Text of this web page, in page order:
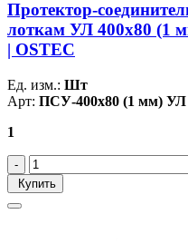
Протектор-
лоткам УЛ 400х80 (1
| OSTEC
Ед. изм.: Шт
Арт: ПСУ-400х80 (1 мм) УЛ
1
Купить